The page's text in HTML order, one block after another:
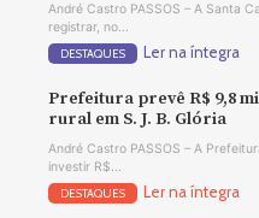
André Castro PASSOS – A Santa
registrar, no...
DESTAQUES Ler na íntegra
Prefeitura prevê R$ 9,8
rural em S. J. B. Glória
André Castro PASSOS – A
investir R$...
DESTAQUES Ler na íntegra